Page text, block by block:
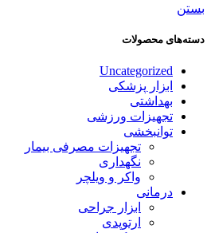
بستن
دسته‌های محصولات
Uncategorized
ابزار پزشکی
بهداشتی
تجهیزات ورزشی
توانبخشی
تجهیزات مصرفی بیمار
نگهداری
واکر و ویلچر
درمانی
ابزار جراحی
ارتوپدی